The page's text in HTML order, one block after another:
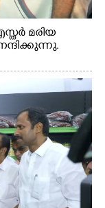
മരിയ